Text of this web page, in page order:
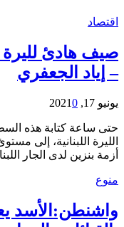
اقتصاد
صيف هادئ لليرة
– إياد الجعفري
يونيو 17, 2021 0
حتى ساعة كتابة هذه
الليرة اللبنانية، إلى
أزمة بنزين لدى الجار
منوع
واشنطن:الأسد